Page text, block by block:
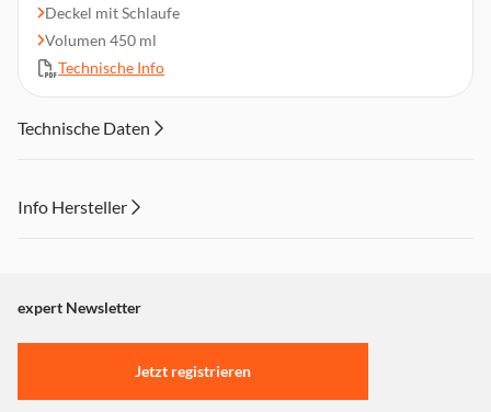
Deckel mit Schlaufe
Volumen 450 ml
Technische Info
Technische Daten
Info Hersteller
"Marketing".
Einstellungen anpassen
expert Newsletter
Jetzt registrieren